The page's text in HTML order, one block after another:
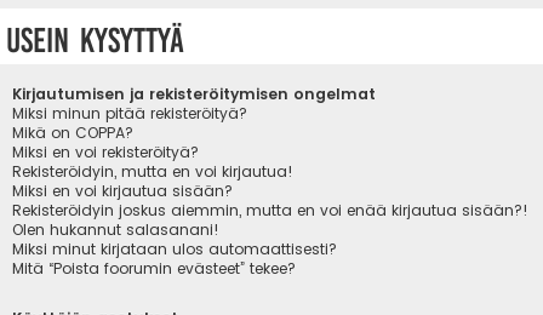
Usein kysyttyä
Kirjautumisen ja rekisteröitymisen ongelmat
Miksi minun pitää rekisteröityä?
Mikä on COPPA?
Miksi en voi rekisteröityä?
Rekisteröidyin, mutta en voi kirjautua!
Miksi en voi kirjautua sisään?
Rekisteröidyin joskus aiemmin, mutta en voi enää kirjautua sisään?!
Olen hukannut salasanani!
Miksi minut kirjataan ulos automaattisesti?
Mitä “Poista foorumin evästeet” tekee?